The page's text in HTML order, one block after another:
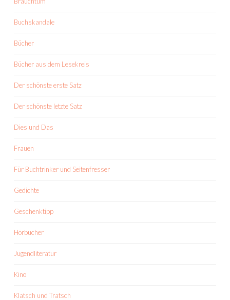
Buchskandale
Bücher
Bücher aus dem Lesekreis
Der schönste erste Satz
Der schönste letzte Satz
Dies und Das
Frauen
Für Buchtrinker und Seitenfresser
Gedichte
Geschenktipp
Hörbücher
Jugendliteratur
Kino
Klatsch und Tratsch